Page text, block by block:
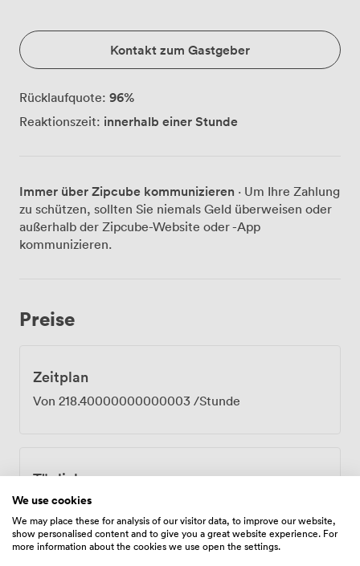
Kontakt zum Gastgeber
Rücklaufquote: 96%
Reaktionszeit: innerhalb einer Stunde
Immer über Zipcube kommunizieren · Um Ihre Zahlung
zu schützen, sollten Sie niemals Geld überweisen oder
außerhalb der Zipcube-Website oder -App
kommunizieren.
Preise
Zeitplan
Von 218.40000000000003 /Stunde
Tägliche
Von263.20000000000005
We use cookies
We may place these for analysis of our visitor data, to improve our website,
show personalised content and to give you a great website experience. For
more information about the cookies we use open the settings.